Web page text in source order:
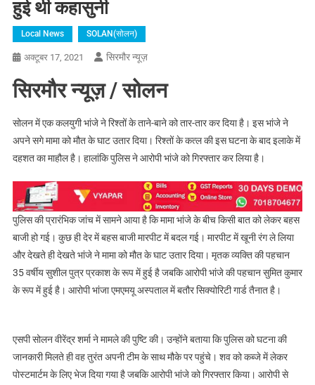
हुई थी कहासुनी
Local News SOLAN(सोलन)
अक्टूबर 17, 2021 सिरमौर न्यूज़
सिरमौर न्यूज़ / सोलन
सोलन में एक कलयुगी भांजे ने रिश्तों के ताने-बाने को तार-तार कर दिया है। इस भांजे ने
अपने सगे मामा को मौत के घाट उतार दिया। रिश्तों के कत्ल की इस घटना के बाद इलाके में
दहशत का माहौल है। हालांकि पुलिस ने आरोपी भांजे को गिरफ्तार कर लिया है।
पुलिस की प्रारंभिक जांच में सामने आया है कि मामा भांजे के बीच किसी बात को लेकर बहस
बाजी हो गई। कुछ ही देर में बहस बाजी मारपीट में बदल गई। मारपीट में खूनी रंग ले लिया
और देखते ही देखते भांजे ने मामा को मौत के घाट उतार दिया। मृतक व्यक्ति की पहचान
35 वर्षीय सुशील पुत्र प्रकाश के रूप में हुई है जबकि आरोपी भांजे की पहचान सुमित कुमार
के रूप में हुई है। आरोपी भांजा एमएमयू अस्पताल में बतौर सिक्योरिटी गार्ड तैनात है।
एसपी सोलन वीरेंद्र शर्मा ने मामले की पुष्टि की। उन्होंने बताया कि पुलिस को घटना की
जानकारी मिलते ही वह तुरंत अपनी टीम के साथ मौके पर पहुंचे। शव को कब्जे में लेकर
पोस्टमार्टम के लिए भेज दिया गया है जबकि आरोपी भांजे को गिरफ्तार किया। आरोपी से